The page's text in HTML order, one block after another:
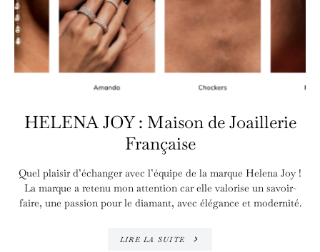
HELENA JOY : Maison de Joaillerie
Française
Quel plaisir d’échanger avec l’équipe de la marque Helena Joy !
La marque a retenu mon attention car elle valorise un savoir-
faire, une passion pour le diamant, avec élégance et modernité.
LIRE LA SUITE